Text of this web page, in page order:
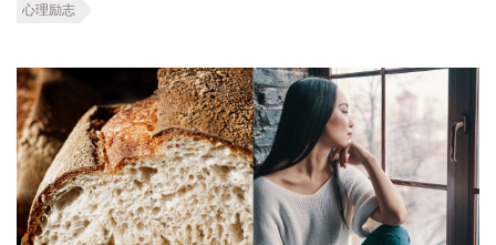
心理励志